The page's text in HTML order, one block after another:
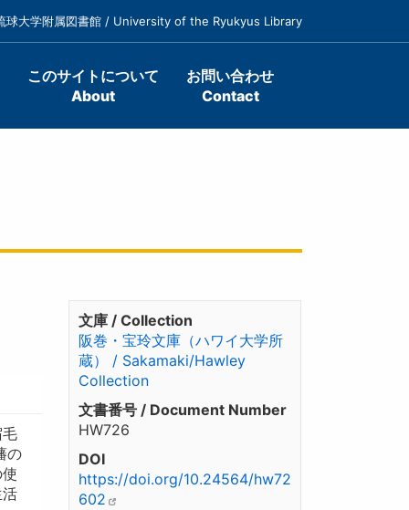
球大学附属図書館 / University of the Ryukyus Library
このサイトについて
About
お問い合わせ
Contact
の
文庫 / Collection
阪巻・宝玲文庫（ハワイ大学所
蔵） / Sakamaki/Hawley
Collection
文書番号 / Document Number
HW726
DOI
https://doi.org/10.24564/hw72
602